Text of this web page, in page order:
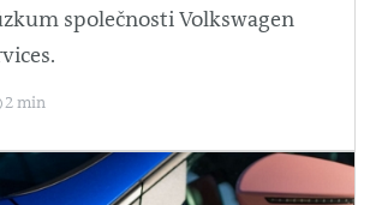
společnosti Volkswagen
2 min